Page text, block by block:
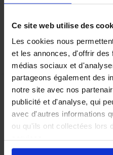
Ce site web utilise des
Les cookies nous
et les annonces, d'offrir des
médias sociaux et
partageons également des
notre site avec nos
publicité et d'analyse, qui
avec d'autres informations
ou qu'ils ont collectées lors
Etape 5 :
Vous recevez une demande
avec
Nous